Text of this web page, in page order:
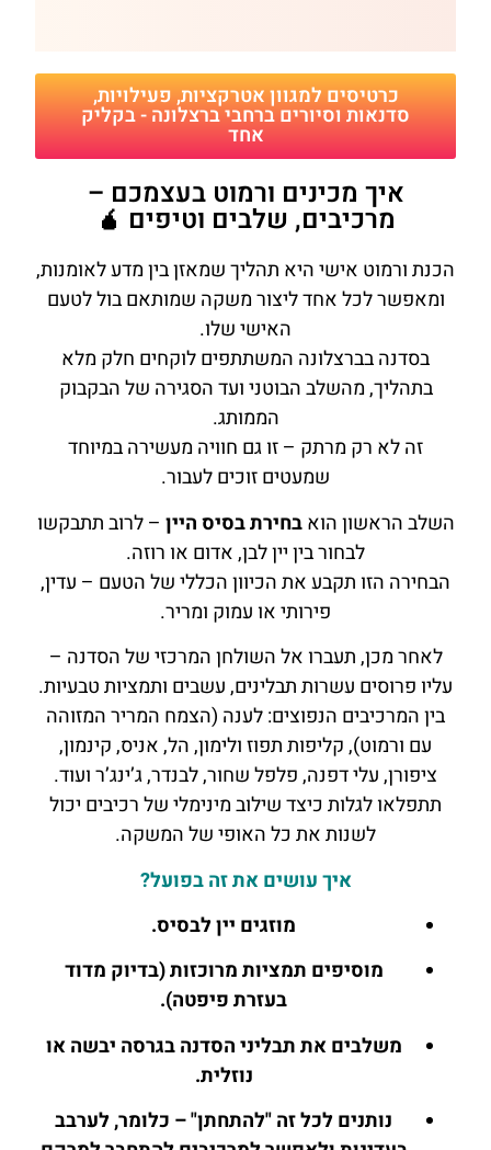
כרטיסים למגוון אטרקציות, פעילויות,
סדנאות וסיורים ברחבי ברצלונה - בקליק
אחד
איך מכינים ורמוט בעצמכם –
מרכיבים, שלבים וטיפים 🧉
הכנת ורמוט אישי היא תהליך שמאזן בין מדע לאומנות,
ומאפשר לכל אחד ליצור משקה שמותאם בול לטעם
האישי שלו.
בסדנה בברצלונה המשתתפים לוקחים חלק מלא
בתהליך, מהשלב הבוטני ועד הסגירה של הבקבוק
הממותג.
זה לא רק מרתק – זו גם חוויה מעשירה במיוחד
שמעטים זוכים לעבור.
השלב הראשון הואבחירת בסיס היין – לרוב תתבקשו
לבחור בין יין לבן, אדום או רוזה.
הבחירה הזו תקבע את הכיוון הכללי של הטעם – עדין,
פירותי או עמוק ומריר.
לאחר מכן, תעברו אל השולחן המרכזי של הסדנה –
עליו פרוסים עשרות תבלינים, עשבים ותמציות טבעיות.
בין המרכיבים הנפוצים: לענה (הצמח המריר המזוהה
עם ורמוט), קליפות תפוז ולימון, הל, אניס, קינמון,
ציפורן, עלי דפנה, פלפל שחור, לבנדר, ג’ינג’ר ועוד.
תתפלאו לגלות כיצד שילוב מינימלי של רכיבים יכול
לשנות את כל האופי של המשקה.
איך עושים את זה בפועל?
מוזגים יין לבסיס.
מוסיפים תמציות מרוכזות (בדיוק מדוד
בעזרת פיפטה).
משלבים את תבליני הסדנה בגרסה יבשה או
נוזלית.
נותנים לכל זה "להתחתן" – כלומר, לערבב